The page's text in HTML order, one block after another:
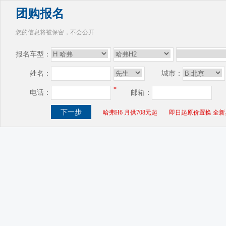
团购报名
您的信息将被保密，不会公开
报名车型：
姓名： 城市：
电话： * 邮箱：
哈弗H6 月供708元起 即日起原价置换 全新